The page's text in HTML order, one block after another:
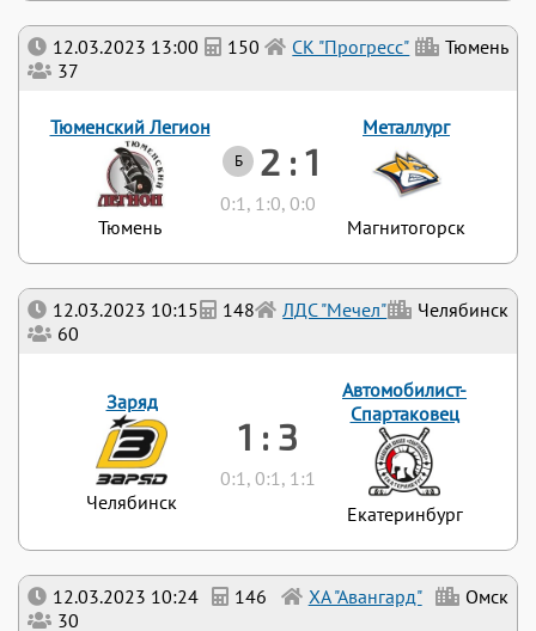
12.03.2023 10:24 146 ХА "Авангард"
Омск
30
12.03.2023 10:15 148 ЛДС "Мечел"
Челябинск
60
Заряд
Челябинск
1 : 3
0:1, 0:1, 1:1
Автомобилист-
Спартаковец
Екатеринбург
12.03.2023 13:00 150 СК "Прогресс"
Тюмень
37
Тюменский Легион
Тюмень
2 : 1
Б
0:1, 1:0, 0:0
Металлург
Магнитогорск